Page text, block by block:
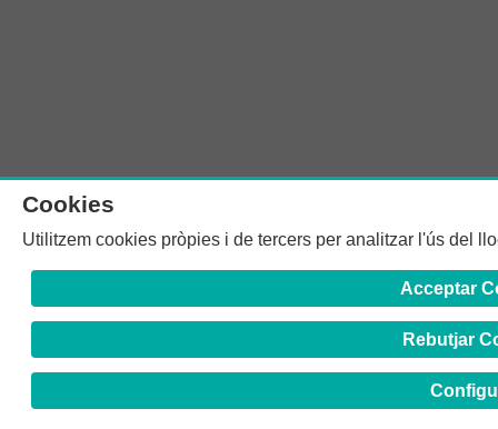
Cookies
Utilitzem cookies pròpies i de tercers per analitzar l'ús del
Acceptar
Rebutjar